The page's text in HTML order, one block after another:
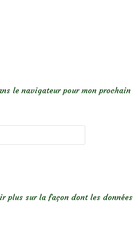
le navigateur pour mon prochain
plus sur la façon dont les données